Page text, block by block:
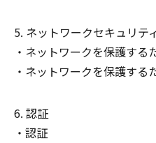
ネットワークセキュリテ
ネットワークを保護する
ネットワークを保護する
認証
認証